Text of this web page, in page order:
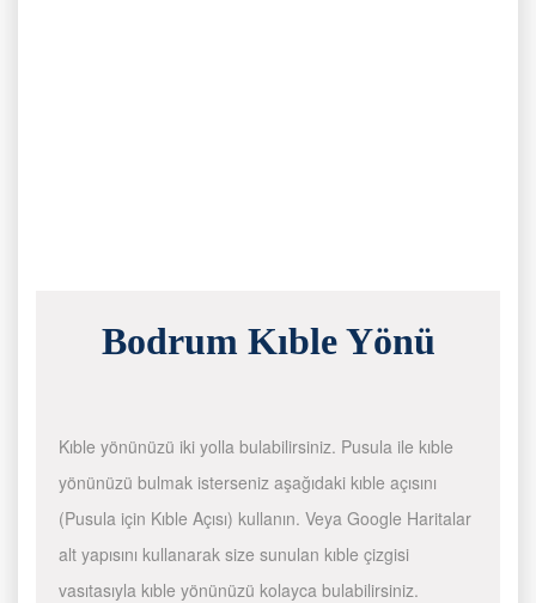
Bodrum Kıble Yönü
Kıble yönünüzü iki yolla bulabilirsiniz. Pusula ile kıble
yönünüzü bulmak isterseniz aşağıdaki kıble açısını
(Pusula için Kıble Açısı) kullanın. Veya Google Haritalar
alt yapısını kullanarak size sunulan kıble çizgisi
vasıtasıyla kıble yönünüzü kolayca bulabilirsiniz.